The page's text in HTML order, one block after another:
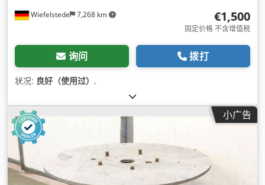
Wiefelstede 7,268 km €1,500
固定价格 不含增值税
询问 拨打
状况: 良好（使用过） ,
小广告